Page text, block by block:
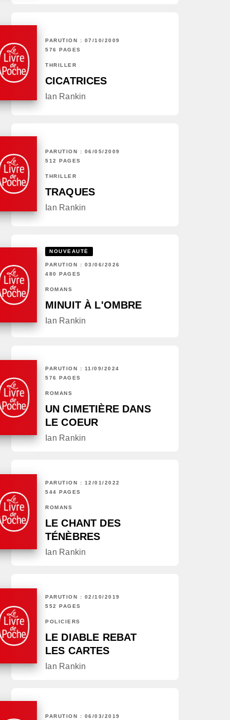
PARUTION : 07/10/2009
576 PAGES
THRILLER
CICATRICES
Ian Rankin
PARUTION : 06/05/2009
512 PAGES
THRILLER
TRAQUES
Ian Rankin
NOUVEAUTÉ
PARUTION : 03/06/2026
480 PAGES
ROMANS
MINUIT À L'OMBRE
Ian Rankin
PARUTION : 11/09/2024
576 PAGES
ROMANS
UN CIMETIÈRE DANS
LE COEUR
Ian Rankin
PARUTION : 12/01/2022
544 PAGES
ROMANS
LE CHANT DES
TÉNÈBRES
Ian Rankin
PARUTION : 02/10/2019
552 PAGES
POLICIERS
LE DIABLE REBAT
LES CARTES
Ian Rankin
PARUTION : 06/03/2019